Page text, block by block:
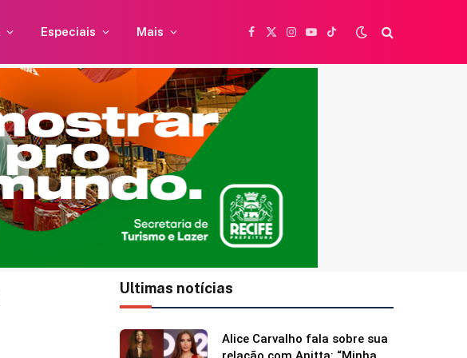
Especiais Mais
Facebook
X
Instagram
YouTubeTikTok
Ultimas notícias
Britânica de 97 anos quebra